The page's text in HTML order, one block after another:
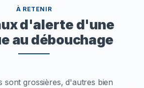
À RETENIR
d'alerte d'une
au débouchage
sont grossières, d'autres bien